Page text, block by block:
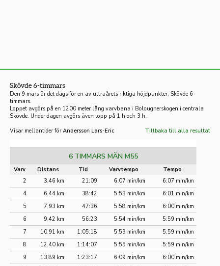
Skövde 6-timmars
Den 9 mars är det dags för en av ultraårets riktiga höjdpunkter, Skövde 6-
timmars.
Loppet avgörs på en 1200 meter lång varvbana i Bolougnerskogen i centrala
Skövde. Under dagen avgörs även lopp på 1 h och 3 h.
Visar mellantider för Andersson Lars-Eric Tillbaka till alla resultat
6 TIMMARS MÄN M55
Varv Distans Tid Varvtempo
Tempo
2
3,46 km 21:09 6:07 min/km
6:07 min/km
4
6,44 km 38:42 5:53 min/km
6:01 min/km
5
7,93 km 47:36 5:58 min/km
6:00 min/km
6
9,42 km 56:23 5:54 min/km
5:59 min/km
7
10,91 km 1:05:18 5:59 min/km
5:59 min/km
8
12,40 km 1:14:07 5:55 min/km
5:59 min/km
9
13,89 km 1:23:17 6:09 min/km
6:00 min/km